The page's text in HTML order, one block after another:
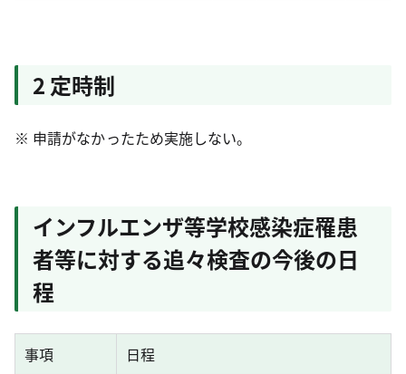
2 定時制
※ 申請がなかったため実施しない。
インフルエンザ等学校感染症罹患
者等に対する追々検査の今後の日
程
事項
日程